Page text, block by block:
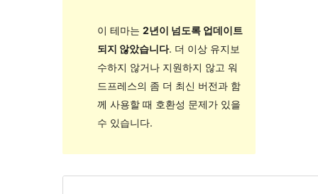
이 테마는 2년이 넘도록 업데이트
되지 않았습니다. 더 이상 유지보
수하지 않거나 지원하지 않고 워
드프레스의 좀 더 최신 버전과 함
께 사용할 때 호환성 문제가 있을
수 있습니다.